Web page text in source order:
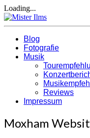
Loading...
Blog
Fotografie
Musik
Reviews
Impressum
Moxham